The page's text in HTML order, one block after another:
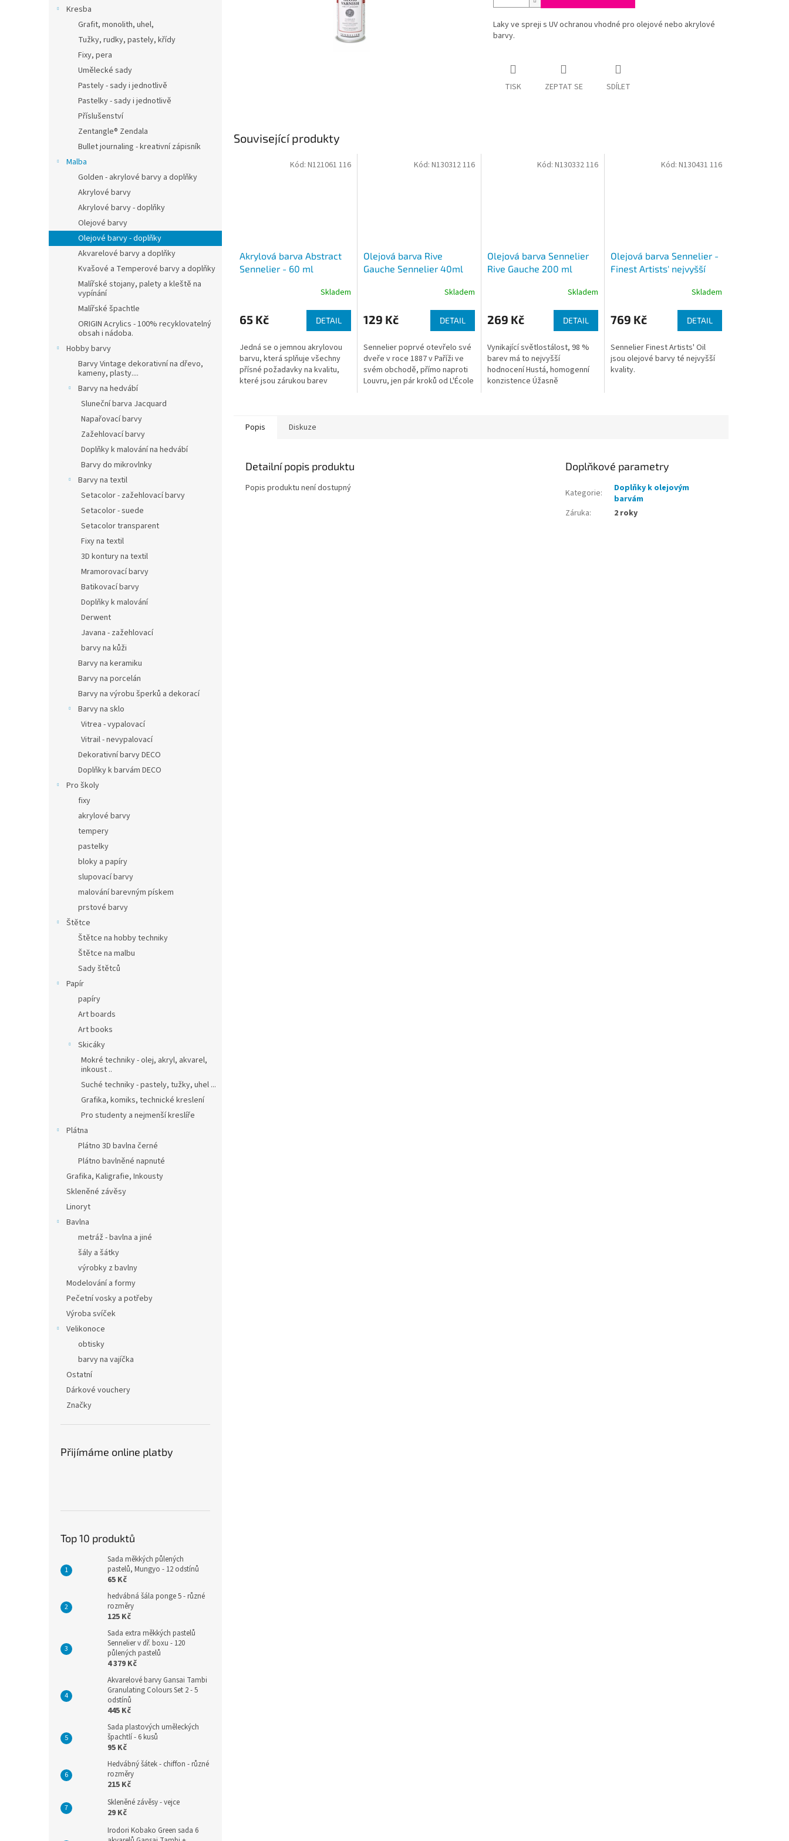
Kresba
Grafit, monolith, uhel,
Tužky, rudky, pastely, křídy
Fixy, pera
Umělecké sady
Pastely - sady i jednotlivě
Pastelky - sady i jednotlivě
Příslušenství
Zentangle® Zendala
Bullet journaling - kreativní zápisník
Malba
Golden - akrylové barvy a doplňky
Akrylové barvy
Akrylové barvy - doplňky
Olejové barvy
Olejové barvy - doplňky
Akvarelové barvy a doplňky
Kvašové a Temperové barvy a doplňky
Malířské stojany, palety a kleště na
vypínání
Malířské špachtle
ORIGIN Acrylics - 100% recyklovatelný
obsah i nádoba.
Hobby barvy
Barvy Vintage dekorativní na dřevo,
kameny, plasty....
Barvy na hedvábí
Sluneční barva Jacquard
Napařovací barvy
Zažehlovací barvy
Doplňky k malování na hedvábí
Barvy do mikrovlnky
Barvy na textil
Setacolor - zažehlovací barvy
Setacolor - suede
Setacolor transparent
Fixy na textil
3D kontury na textil
Mramorovací barvy
Batikovací barvy
Doplňky k malování
Derwent
Javana - zažehlovací
barvy na kůži
Barvy na keramiku
Barvy na porcelán
Barvy na výrobu šperků a dekorací
Barvy na sklo
Vitrea - vypalovací
Vitrail - nevypalovací
Dekorativní barvy DECO
Doplňky k barvám DECO
Pro školy
fixy
akrylové barvy
tempery
pastelky
bloky a papíry
slupovací barvy
malování barevným pískem
prstové barvy
Štětce
Štětce na hobby techniky
Štětce na malbu
Sady štětců
Papír
papíry
Art boards
Art books
Skicáky
Mokré techniky - olej, akryl, akvarel,
inkoust ..
Suché techniky - pastely, tužky, uhel ...
Grafika, komiks, technické kreslení
Pro studenty a nejmenší kreslíře
Plátna
Plátno 3D bavlna černé
Plátno bavlněné napnuté
Grafika, Kaligrafie, Inkousty
Skleněné závěsy
Linoryt
Bavlna
metráž - bavlna a jiné
šály a šátky
výrobky z bavlny
Modelování a formy
Pečetní vosky a potřeby
Výroba svíček
Velikonoce
obtisky
barvy na vajíčka
Ostatní
Dárkové vouchery
Značky
Přijímáme online platby
Top 10 produktů
Sada měkkých půlených
pastelů, Mungyo - 12 odstínů
65 Kč
hedvábná šála ponge 5 - různé
rozměry
125 Kč
Sada extra měkkých pastelů
Sennelier v dř. boxu - 120
půlených pastelů
4 379 Kč
Akvarelové barvy Gansai Tambi
Granulating Colours Set 2 - 5
odstínů
445 Kč
Sada plastových uměleckých
špachtlí - 6 kusů
95 Kč
Hedvábný šátek - chiffon - různé
rozměry
215 Kč
Skleněné závěsy - vejce
29 Kč
Irodori Kobako Green sada 6
Laky ve spreji s UV ochranou vhodné pro olejové nebo akrylové
barvy.
TISK ZEPTAT SE SDÍLET
Související produkty
Akrylová barva Abstract
Sennelier - 60 ml
Skladem
65 Kč DETAIL
Jedná se o jemnou akrylovou
barvu, která splňuje všechny
přísné požadavky na kvalitu,
které jsou zárukou barev
Kód: N121061 116
Olejová barva Rive
Gauche Sennelier 40ml
Skladem
129 Kč DETAIL
Sennelier poprvé otevřelo své
dveře v roce 1887 v Paříži ve
svém obchodě, přímo naproti
Louvru, jen pár kroků od L'École
Kód: N130312 116
Olejová barva Sennelier
Rive Gauche 200 ml
Skladem
269 Kč DETAIL
Vynikající světlostálost, 98 %
barev má to nejvyšší
hodnocení Hustá, homogenní
konzistence Úžasně
Kód:N130332 116
Olejová barva Sennelier -
Finest Artists' nejvyšší
Skladem
769 Kč DETAIL
Sennelier Finest Artists' Oil
jsou olejové barvy té nejvyšší
kvality.
Kód: N130431 116
Popis Diskuze
Detailní popis produktu
Popis produktu není dostupný
Doplňkové parametry
Kategorie:
Doplňky k olejovým
barvám
Záruka: 2 roky